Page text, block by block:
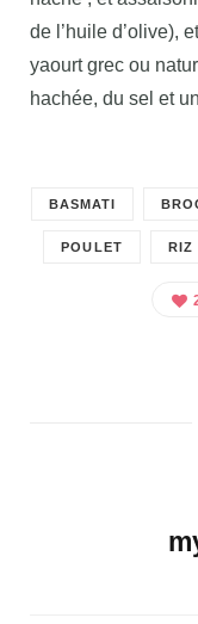
de l’huile d’olive),
yaourt grec ou
hachée, du sel et
BASMATI
POULET RIZ